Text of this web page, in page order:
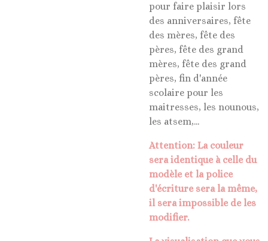
pour faire plaisir lors
des anniversaires, fête
des mères, fête des
pères, fête des grand
mères, fête des grand
pères, fin d'année
scolaire pour les
maitresses, les nounous,
les atsem,...
Attention: La couleur
sera identique à celle du
modèle et la police
d'écriture sera la même,
il sera impossible de les
modifier.